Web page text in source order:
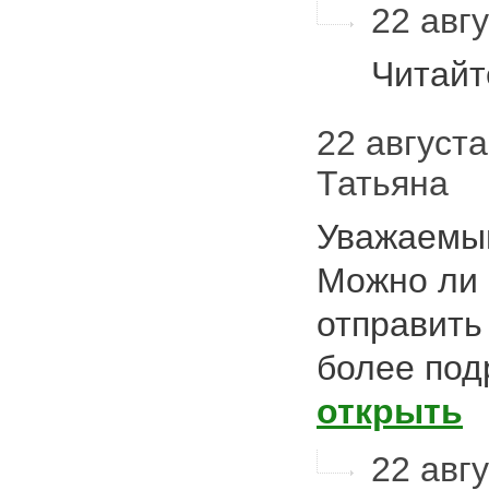
22
22
Татьяна
Можно ли
более
открыть
22